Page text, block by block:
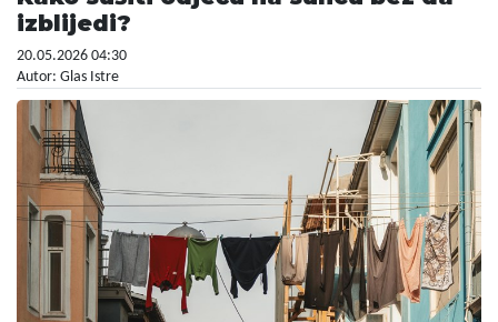
izblijedi?
20.05.2026 04:30
Autor: Glas Istre